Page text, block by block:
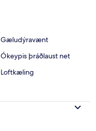
Gæludýravænt
Ókeypis þráðlaust net
Loftkæling